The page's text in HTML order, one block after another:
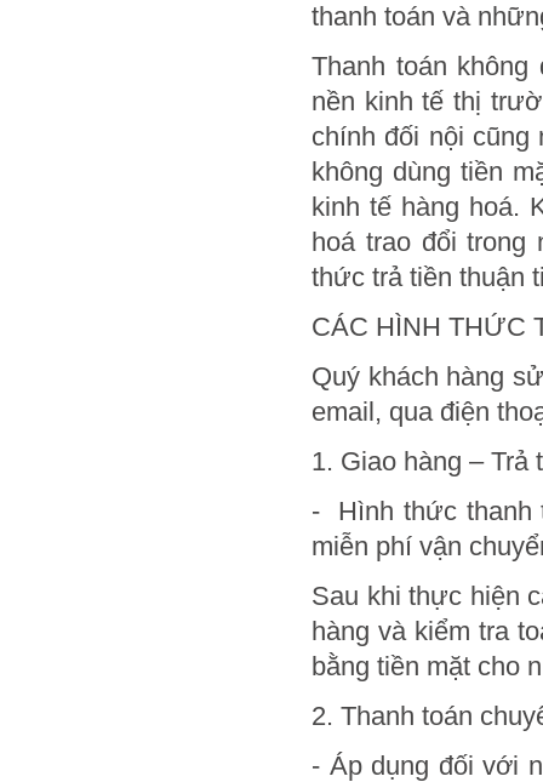
thanh toán và
Thanh toán
nền kinh tế thị
chính đối nội cũng
không dùng tiền
kinh tế hàng hoá.
hoá trao đổi
thức trả tiền thuận
CÁC HÌNH THỨC
Quý khách hàng
email, qua điện
1. Giao hàng – Trả
- Hình thức thanh
miễn phí vận
Sau khi thực hiện
hàng và kiểm tra
bằng tiền mặt cho
2. Thanh toán
- Áp dụng đối với